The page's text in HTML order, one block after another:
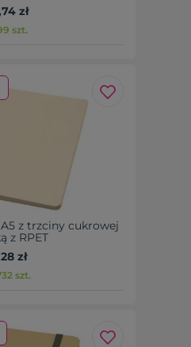
zł
szt.
z trzciny cukrowej
z RPET
zł
szt.